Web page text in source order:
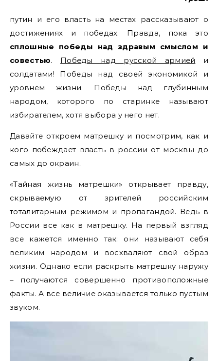
путин и его власть на местах рассказывают о
достижениях и победах. Правда, пока это
сплошные победы над здравым смыслом и
совестью. Победы над русской армией и
солдатами! Победы над своей экономикой и
уровнем жизни. Победы над глубинным
народом, которого по старинке называют
избирателем, хотя выбора у него нет.
Давайте откроем матрешку и посмотрим, как и
кого побеждает власть в россии от москвы до
самых до окраин.
«Тайная жизнь матрешки» открывает правду,
скрываемую от зрителей российским
тоталитарным режимом и пропагандой. Ведь в
России все как в матрешку. На первый взгляд
все кажется именно так: они называют себя
великим народом и восхваляют свой образ
жизни. Однако если раскрыть матрешку наружу
– получаются совершенно противоположные
факты. А все величие оказывается только пустым
звуком.